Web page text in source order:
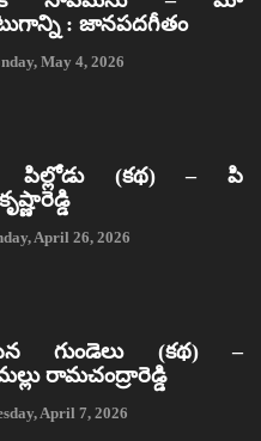
: జానపదగీతం
May 4, 2026
పిల్లోడు (కథ) – పి
April 26, 2026
గుండెలు (కథ) –
రామచంద్రారెడ్డి
April 7, 2026